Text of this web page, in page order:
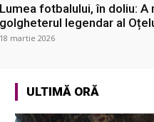
Lumea fotbalului, în doliu: A
golgheterul legendar al
18 martie 2026
ULTIMĂ ORĂ